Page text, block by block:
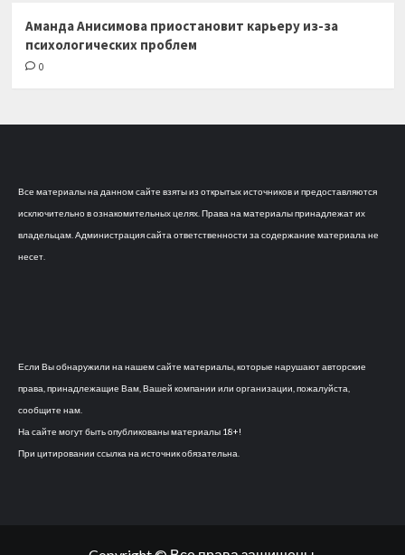
Аманда Анисимова приостановит карьеру из-за
психологических проблем
0
Все материалы на данном сайте взяты из открытых источников и предоставляются
исключительно в ознакомительных целях. Права на материалы принадлежат их
владельцам. Администрация сайта ответственности за содержание материала не
несет.
Если Вы обнаружили на нашем сайте материалы, которые нарушают авторские
права, принадлежащие Вам, Вашей компании или организации, пожалуйста,
сообщите нам.
На сайте могут быть опубликованы материалы 18+!
При цитировании ссылка на источник обязательна.